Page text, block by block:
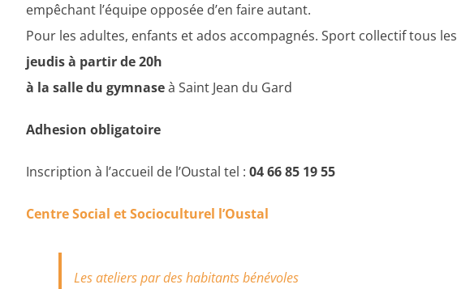
empêchant l’équipe opposée d’en faire autant.
Pour les adultes, enfants et ados accompagnés. Sport collectif tous les
jeudis à partir de 20h
à la salle du gymnaseà Saint Jean du Gard
Adhesion obligatoire
Inscription à l’accueil de l’Oustal tel : 04 66 85 19 55
Centre Social et Socioculturel l’Oustal
Les ateliers par des habitants bénévoles